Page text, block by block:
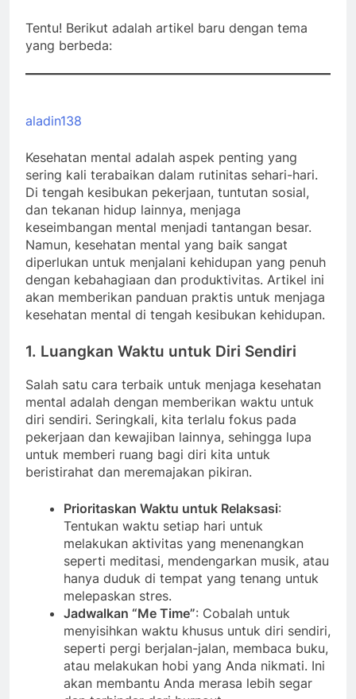
Tentu! Berikut adalah artikel baru dengan tema
yang berbeda:
aladin138
Kesehatan mental adalah aspek penting yang
sering kali terabaikan dalam rutinitas sehari-hari.
Di tengah kesibukan pekerjaan, tuntutan sosial,
dan tekanan hidup lainnya, menjaga
keseimbangan mental menjadi tantangan besar.
Namun, kesehatan mental yang baik sangat
diperlukan untuk menjalani kehidupan yang penuh
dengan kebahagiaan dan produktivitas. Artikel ini
akan memberikan panduan praktis untuk menjaga
kesehatan mental di tengah kesibukan kehidupan.
1. Luangkan Waktu untuk Diri Sendiri
Salah satu cara terbaik untuk menjaga kesehatan
mental adalah dengan memberikan waktu untuk
diri sendiri. Seringkali, kita terlalu fokus pada
pekerjaan dan kewajiban lainnya, sehingga lupa
untuk memberi ruang bagi diri kita untuk
beristirahat dan meremajakan pikiran.
Prioritaskan Waktu untuk Relaksasi:
Tentukan waktu setiap hari untuk
melakukan aktivitas yang menenangkan
seperti meditasi, mendengarkan musik, atau
hanya duduk di tempat yang tenang untuk
melepaskan stres.
Jadwalkan “Me Time”: Cobalah untuk
menyisihkan waktu khusus untuk diri sendiri,
seperti pergi berjalan-jalan, membaca buku,
atau melakukan hobi yang Anda nikmati. Ini
akan membantu Anda merasa lebih segar